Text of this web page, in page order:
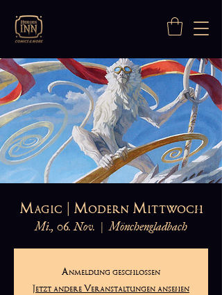
Magic | Modern Mittwoch
Mi., 06. Nov.
  |
Mönchengladbach
Anmeldung geschlossen
Jetzt andere Veranstaltungen ansehen